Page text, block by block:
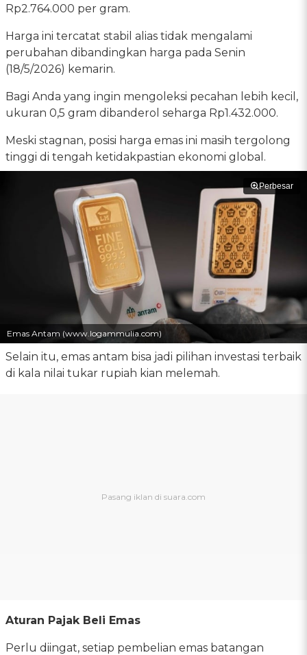
Rp2.764.000 per gram.
Harga ini tercatat stabil alias tidak mengalami
perubahan dibandingkan harga pada Senin
(18/5/2026) kemarin.
Bagi Anda yang ingin mengoleksi pecahan lebih kecil,
ukuran 0,5 gram dibanderol seharga Rp1.432.000.
Meski stagnan, posisi harga emas ini masih tergolong
tinggi di tengah ketidakpastian ekonomi global.
Perbesar
Emas Antam (www.logammulia.com)
Selain itu, emas antam bisa jadi pilihan investasi terbaik
di kala nilai tukar rupiah kian melemah.
Aturan Pajak Beli Emas
Perlu diingat, setiap pembelian emas batangan